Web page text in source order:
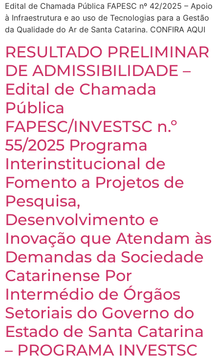
Edital de Chamada Pública FAPESC nº 42/2025 – Apoio
à Infraestrutura e ao uso de Tecnologias para a Gestão
da Qualidade do Ar de Santa Catarina. CONFIRA AQUI
RESULTADO PRELIMINAR
DE ADMISSIBILIDADE –
Edital de Chamada
Pública
FAPESC/INVESTSC n.º
55/2025 Programa
Interinstitucional de
Fomento a Projetos de
Pesquisa,
Desenvolvimento e
Inovação que Atendam às
Demandas da Sociedade
Catarinense Por
Intermédio de Órgãos
Setoriais do Governo do
Estado de Santa Catarina
– PROGRAMA INVESTSC